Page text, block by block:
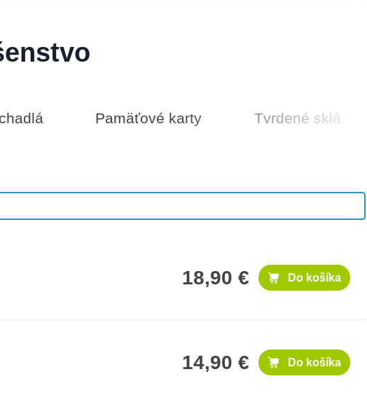
500 € Do košíka
Pamäťové karty Tvrdené sklá
18,90 € Do košíka
14,90 € Do košíka